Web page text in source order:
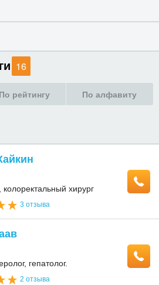
16
По рейтингу По алфавиту
колоректальный хирург
3 отзыва
гепатолог.
2 отзыва